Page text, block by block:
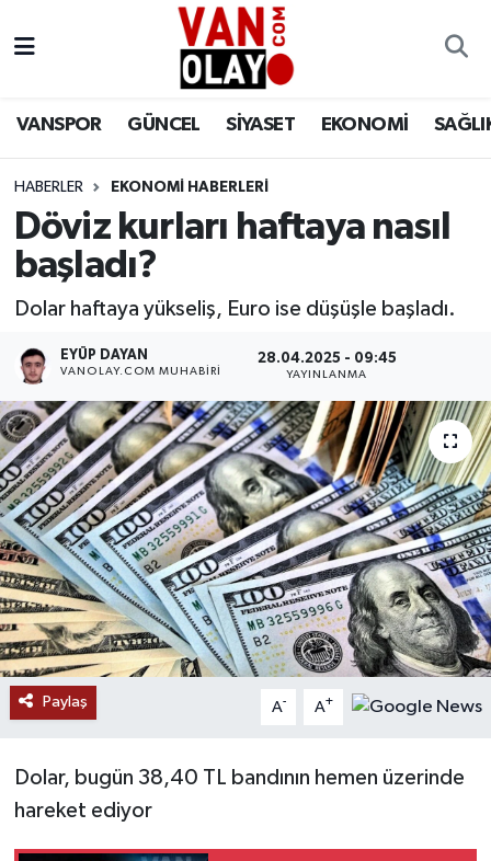
VANSPOR GÜNCEL SİYASET EKONOMİ
HABERLER EKONOMİ HABERLERİ
Döviz kurları haftaya nasıl
başladı?
Dolar haftaya yükseliş, Euro ise düşüşle başladı.
EYÜP DAYAN
VANOLAY.COM MUHABIRI
28.04.2025 - 09:45
YAYINLANMA
Paylaş A- A+
Dolar, bugün 38,40 TL bandının hemen üzerinde
hareket ediyor
Siyaset
Ekonomi
Sağlık
Eğitim
Bilim & Teknoloji
Dünya
RESMİ İLANLAR
Van Nöbetçi Eczaneler
Van Namaz Vakitleri
Van Trafik Yoğunluk Haritası
Süper Lig Puan Durumu ve Fikstür
Tüm Manşetler
Son Dakika Haberleri
Haber Arşivi